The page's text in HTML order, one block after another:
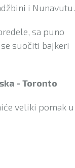
i Nunavutu.
sa puno
suočiti bajkeri
- Toronto
veliki pomak u